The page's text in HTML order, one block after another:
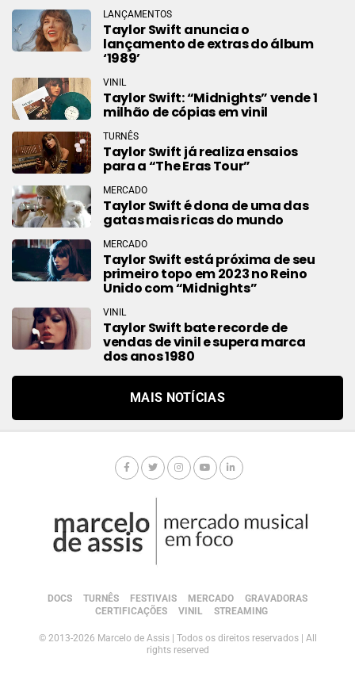
LANÇAMENTOS
Taylor Swift anuncia o
lançamento de extras do álbum
‘1989’
VINIL
Taylor Swift: “Midnights” vende 1
milhão de cópias em vinil
TURNÊS
Taylor Swift já realiza ensaios
para a “The Eras Tour”
MERCADO
Taylor Swift é dona de uma das
gatas mais ricas do mundo
MERCADO
Taylor Swift está próxima de seu
primeiro topo em 2023 no Reino
Unido com “Midnights”
VINIL
Taylor Swift bate recorde de
vendas de vinil e supera marca
dos anos 1980
MAIS NOTÍCIAS
DOCS TURNÊS FESTIVAIS MERCADO
GRAVADORAS
CERTIFICAÇÕES
VINIL STREAMING
© 2013-2026 Marcelo de Assis | Todos os direitos reservados | All
rights reserved